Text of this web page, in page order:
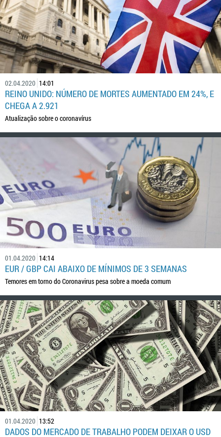
02.04.2020 14:01
REINO UNIDO: NÚMERO DE MORTES AUMENTADO EM 24%, E
CHEGA A 2.921
Atualização sobre o coronavírus
01.04.2020 14:14
EUR / GBP CAI ABAIXO DE MÍNIMOS DE 3 SEMANAS
Temores em torno do Coronavirus pesa sobre a moeda comum
01.04.2020 13:52
DADOS DO MERCADO DE TRABALHO PODEM DEIXAR O USD